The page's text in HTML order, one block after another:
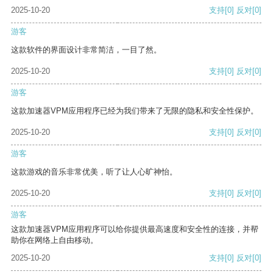
2025-10-20 支持[0] 反对[0]
游客
这款软件的界面设计非常简洁，一目了然。
2025-10-20 支持[0] 反对[0]
游客
这款加速器VPM应用程序已经为我们带来了无限的隐私和安全性保护。
2025-10-20 支持[0] 反对[0]
游客
这款游戏的音乐非常优美，听了让人心旷神怡。
2025-10-20 支持[0] 反对[0]
游客
这款加速器VPM应用程序可以给你提供最高速度和安全性的连接，并帮
助你在网络上自由移动。
2025-10-20
支持[0] 反对[0]